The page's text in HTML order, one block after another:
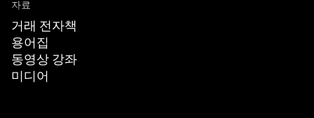
자료
거래 전자책
용어집
동영상 강좌
미디어